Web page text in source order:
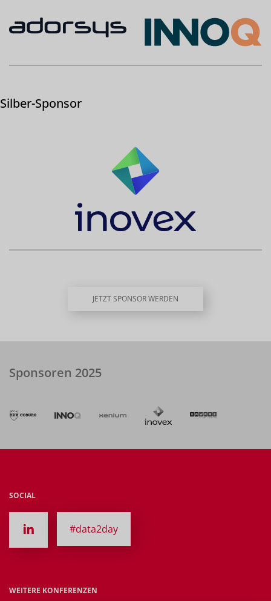
Silber-Sponsor
JETZT SPONSOR WERDEN
Sponsoren 2025
SOCIAL
#data2day
WEITERE KONFERENZEN